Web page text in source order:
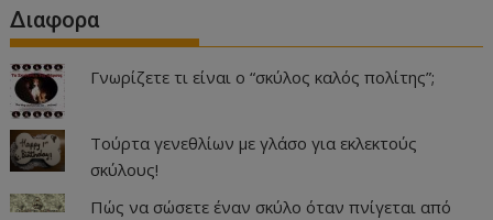
Διαφορα
Γνωρίζετε τι είναι ο “σκύλος καλός πολίτης”;
Τούρτα γενεθλίων με γλάσο για εκλεκτούς
σκύλους!
Πώς να σώσετε έναν σκύλο όταν πνίγεται από